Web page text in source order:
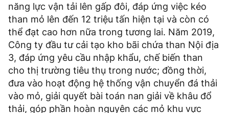
năng lực vận tải lên gấp đôi, đáp ứng việc kéo
than mỏ lên đến 12 triệu tấn hiện tại và còn có
thể đạt cao hơn nữa trong tương lai. Năm 2019,
Công ty đầu tư cải tạo kho bãi chứa than Nội địa
3, đáp ứng yêu cầu nhập khẩu, chế biến than
cho thị trường tiêu thụ trong nước; đồng thời,
đưa vào hoạt động hệ thống vận chuyển đá thải
vào mỏ, giải quyết bài toán nan giải về khâu đổ
thải, góp phần hoàn nguyên các mỏ khu vực